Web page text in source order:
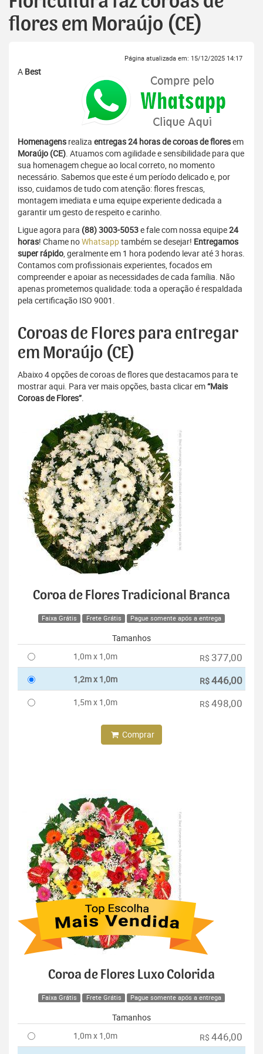
flores em Moraújo (CE)
Página atualizada em: 15/12/2025 14:17
A Best
Homenagens realiza entregas 24 horas de coroas de floresem
Moraújo (CE). Atuamos com agilidade e sensibilidade para que
sua homenagem chegue ao local correto, no momento
necessário. Sabemos que este é um período delicado e, por
isso, cuidamos de tudo com atenção: flores frescas,
montagem imediata e uma equipe experiente dedicada a
garantir um gesto de respeito e carinho.
Ligue agora para (88) 3003-5053e fale com nossa equipe24
horas! Chame noWhatsapptambém se desejar! Entregamos
super rápido, geralmente em 1 hora podendo levar até 3 horas.
Contamos com profissionais experientes, focados em
compreender e apoiar as necessidades de cada família. Não
apenas prometemos qualidade: toda a operação é respaldada
pela certificação ISO 9001.
Coroas de Flores para entregar
em Moraújo (CE)
Abaixo 4 opções de coroas de flores que destacamos para te
mostrar aqui. Para ver mais opções, basta clicar em“Mais
Coroas de Flores”.
Coroa de Flores Tradicional Branca
Faixa Grátis Frete Grátis Pague somente após a entrega
Tamanhos
1,0m x 1,0m
R$ 377,00
1,2m x 1,0m R$446,00
1,5m x 1,0m R$ 498,00
Comprar
Coroa de Flores Luxo Colorida
Faixa Grátis Frete Grátis Pague somente após a entrega
Tamanhos
1,0m x 1,0m
R$ 446,00